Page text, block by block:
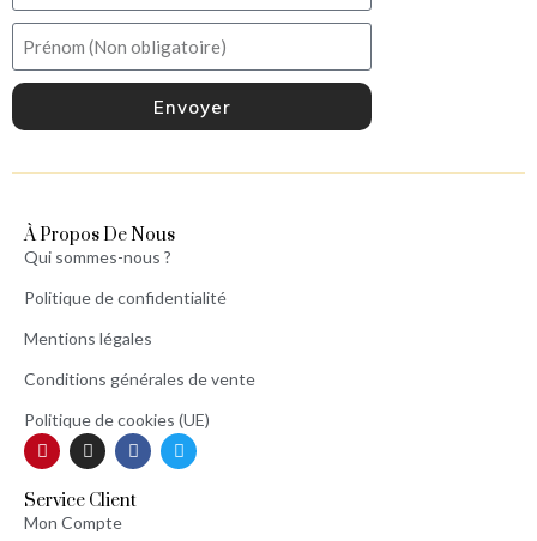
Envoyer
À Propos De Nous
Qui sommes-nous ?
Politique de confidentialité
Mentions légales
Conditions générales de vente
Politique de cookies (UE)
Service Client
Mon Compte